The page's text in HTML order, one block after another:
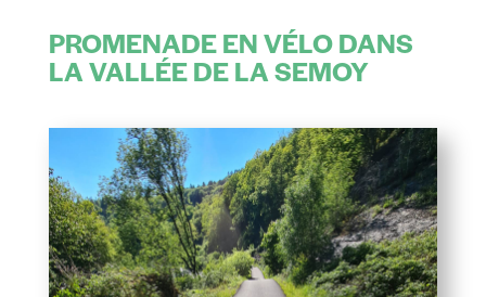
PROMENADE EN VÉLO DANS
LA VALLÉE DE LA SEMOY